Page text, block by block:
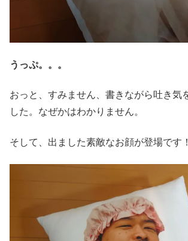
うっぷ。。。
おっと、すみません、書きながら吐き気
した。なぜかはわかりません。
そして、出ました素敵なお顔が登場です！